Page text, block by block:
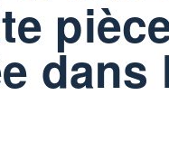
dans